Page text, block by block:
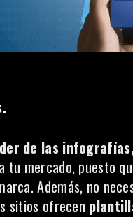
de las
tu mercado, puesto
Además, no
sitios ofrecen